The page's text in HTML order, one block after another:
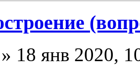
» 18 янв 2020,